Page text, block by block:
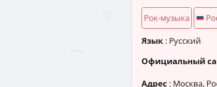
Рок-музыка
Язык : Русский
Официальный
Адрес : Москва,